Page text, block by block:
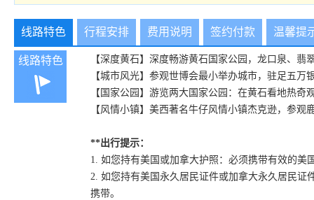
线路特色 行程安排 费用说明 签约付款 温馨提
线路特色
【深度黄石】深度畅游黄石国家公园，龙口泉、
【城市风光】参观世博会最小举办城市，驻足五万
【国家公园】游览两大国家公园：在黄石看地热
【风情小镇】美西著名牛仔风情小镇杰克逊，参观
**出行提示：
1. 如您持有美国或加拿大护照：必须携带有效的美
2. 如您持有美国永久居民证件或加拿大永久居民
携带。